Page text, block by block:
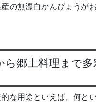
の無漂白かんぴょうが
ら郷土料理まで
な用途といえば、何と